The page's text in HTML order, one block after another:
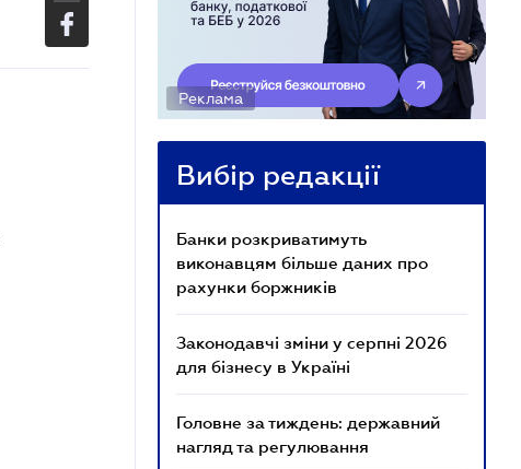
Реклама
Вибір редакції
Банки розкриватимуть
виконавцям більше даних про
рахунки боржників
Законодавчі зміни у серпні 2026
для бізнесу в Україні
Головне за тиждень: державний
нагляд та регулювання